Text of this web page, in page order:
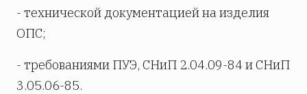
- технической документацией на изделия
ОПС;
- требованиями ПУЭ, СНиП 2.04.09-84 и СНиП
3.05.06-85.